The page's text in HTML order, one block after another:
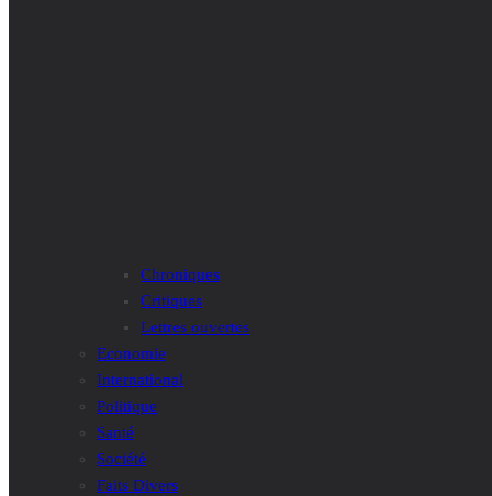
Chroniques
Critiques
Lettres ouvertes
Economie
International
Politique
Santé
Société
Faits Divers